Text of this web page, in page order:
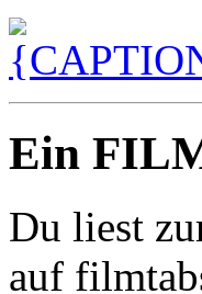
Ein
Du liest
auf